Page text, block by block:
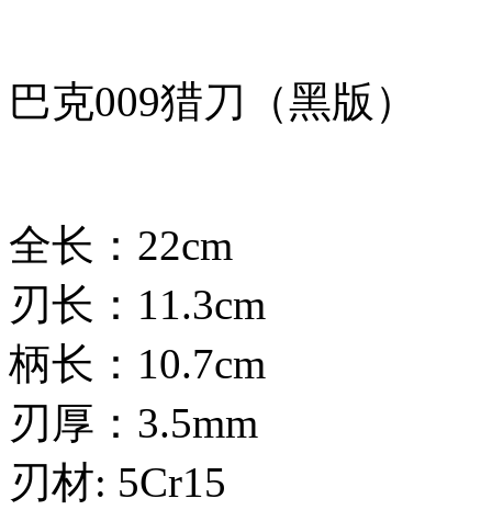
巴克009猎刀（黑版）
全长：22cm
刃长：11.3cm
柄长：10.7cm
刃厚：3.5mm
刃材: 5Cr15